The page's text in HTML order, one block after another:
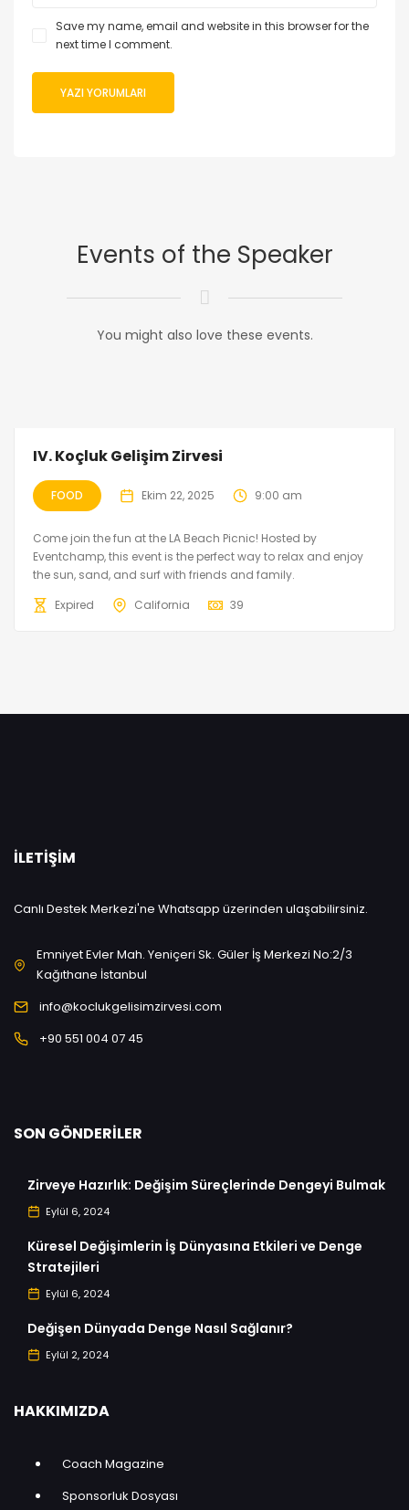
Save my name, email and website in this browser for the
next time I comment.
Events of the Speaker
You might also love these events.
IV. Koçluk Gelişim Zirvesi
FOOD Ekim 22, 2025 9:00 am
Come join the fun at the LA Beach Picnic! Hosted by
Eventchamp, this event is the perfect way to relax and enjoy
the sun, sand, and surf with friends and family.
Expired
California 39
İLETIŞIM
Canlı Destek Merkezi'ne Whatsapp üzerinden ulaşabilirsiniz.
Emniyet Evler Mah. Yeniçeri Sk. Güler İş Merkezi No:2/3
Kağıthane İstanbul
info@koclukgelisimzirvesi.com
+90 551 004 07 45
SON GÖNDERILER
Zirveye Hazırlık: Değişim Süreçlerinde Dengeyi Bulmak
Eylül 6, 2024
Küresel Değişimlerin İş Dünyasına Etkileri ve Denge
Stratejileri
Eylül 6, 2024
Değişen Dünyada Denge Nasıl Sağlanır?
Eylül 2, 2024
HAKKIMIZDA
Coach Magazine
Sponsorluk Dosyası